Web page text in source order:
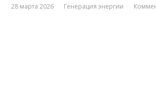
28 марта 2026 Генерация энергии